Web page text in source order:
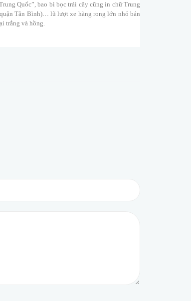
Quốc”, bao bì bọc trái cây cũng in chữ Trung
Tân Bình)… lũ lượt xe hàng rong lớn nhỏ bán
trắng và hồng.